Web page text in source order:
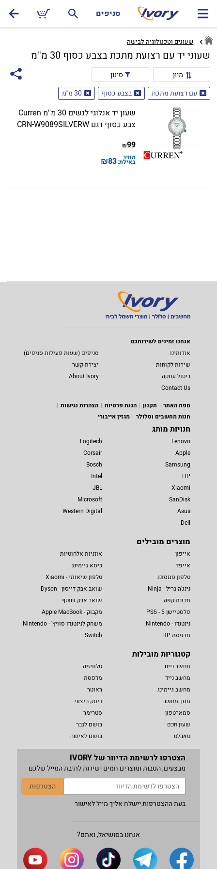
סניפים
שעונים וטכנולוגיה לבישה
שעוני יד עם רצועת מתכת בצבע כסוף 30 מ''מ
מיון
סינון
עם רצועת מתכת
בצבע כסוף 30 מ''מ
שעון יד אנלוגי לנשים 30 מ''מ Curren
צבע כסוף דגם CRN-W9089SILVERW
99
₪
מחיר
באילת:83
₪
אנחנו זמינים לשירותכם
אודותינו
סניפים (שעות פעילות סניפים)
שירות לקוחות
יצירת קשר
ביטול עסקה
About Ivory
Contact Us
מפת האתר
תקנון הגנת פרטיות
הצהרות נגישות
חנות מחשבים וסלולר
מגזין אייבורי
חנויות מותג
Lenovo
Apple
Samsung
HP
Xiaomi
SanDisk
Asus
Dell
Logitech
Corsair
Bosch
Intel
JBL
Microsoft
Western Digital
מוצרים מובילים
אייפון
אייפד
טלפון סמסונג
נינג'ה גריל - Ninja
מכונת קפה
פלסטיישן 5 - PS5
נינטנדו - Nintendo
מדפסת HP
אוזניות אלחוטיות
כיסא גיימינג
טלפון שיאומי - Xiaomi
שואב אבק דייסון - Dyson
שואב אבק שוטף
מקבוק - Apple MacBook
משחק לנינטנדו סוויץ' - Nintendo
Switch
קטגוריות מובילות
מחשב נייח
מחשב נייד
מחשב גיימינג
מסך מחשב
סמארטפון
שעון חכם
טאבלט
טלוויזיה
מדפסת
ראוטר
דיסק חיצוני
סטרימר
בושם לגבר
בושם לאישה
הצטרפו לרשימת הדיוור של IVORY
מבצעים, הטבות ומוצרים חמים ישירות לתיבת המייל שלכם
הצטרפות
בעת ההצטרפות יישלח אליך מייל לאישור
אנחנו בסושיאל, ואתם?